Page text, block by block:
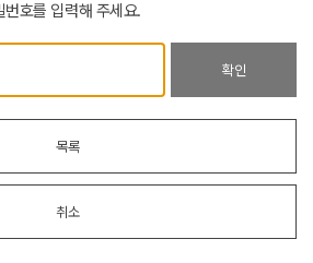
호를 입력해 주세요.
확인
목록
취소